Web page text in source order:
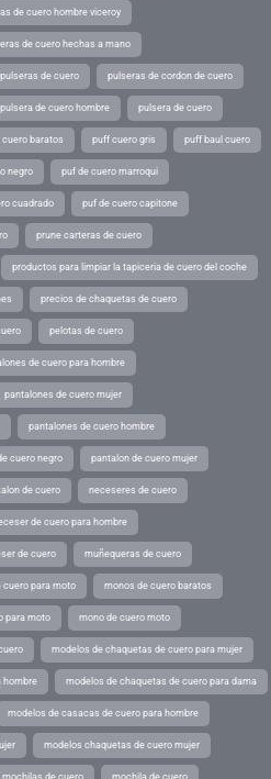
de cuero hombre viceroy
de cuero hechas a mano
pulseras de cuero pulseras de cordon de cuero
pulsera de cuero hombre pulsera de cuero
cuero baratos puff cuero gris puff baul cuero
negro puf de cuero marroqui
cuadrado puf de cuero capitone
prune carteras de cuero
productos para limpiar la tapiceria de cuero del coche
precios de chaquetas de cuero
pelotas de cuero
de cuero para hombre
pantalones de cuero mujer
pantalones de cuero hombre
cuero negro pantalon de cuero mujer
de cuero neceseres de cuero
de cuero para hombre
de cuero muñequeras de cuero
cuero para moto monos de cuero baratos
para moto mono de cuero moto
modelos de chaquetas de cuero para mujer
hombre modelos de chaquetas de cuero para dama
modelos de casacas de cuero para hombre
modelos chaquetas de cuero mujer
mochilas de cuero mochila de cuero